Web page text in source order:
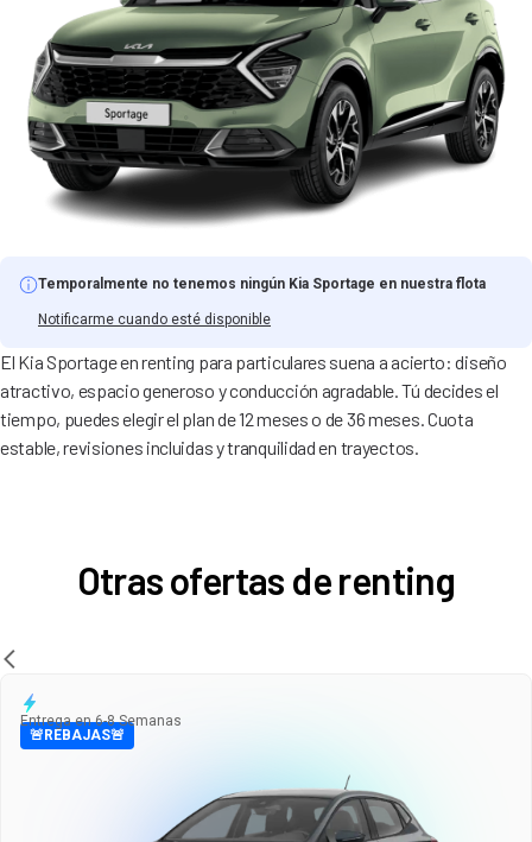
Temporalmente no tenemos ningún Kia Sportage en nuestra flota
Notificarme cuando esté disponible
El Kia Sportage en renting para particulares suena a acierto: diseño
atractivo, espacio generoso y conducción agradable. Tú decides el
tiempo, puedes elegir el plan de 12 meses o de 36 meses. Cuota
estable, revisiones incluidas y tranquilidad en trayectos.
Otras ofertas de renting
Entrega en 6-8 Semanas
🚨REBAJAS🚨